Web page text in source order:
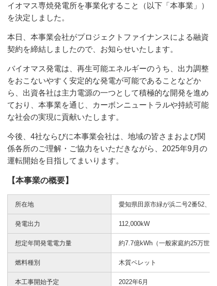
イオマス専焼発電所を事業化すること（以下「本事業」）
を決定しました。
本日、本事業会社がプロジェクトファイナンスによる融資
契約を締結しましたので、お知らせいたします。
バイオマス発電は、再生可能エネルギーのうち、出力調整
をおこないやすく安定的な発電が可能であることなどか
ら、出資各社は主力電源の一つとして積極的な開発を進め
ており、本事業を通じ、カーボンニュートラルや持続可能
な社会の実現に貢献いたします。
今後、4社ならびに本事業会社は、地域の皆さまおよび関
係各所のご理解・ご協力をいただきながら、2025年9月の
運転開始を目指してまいります。
【本事業の概要】
所在地 愛知県田原市緑が浜二号2番52、53
発電出力 112,000kW
想定年間発電電力量 約7.7億kWh（一般家庭約25万世
燃料種別 木質ペレット
本工事開始予定 2022年6月